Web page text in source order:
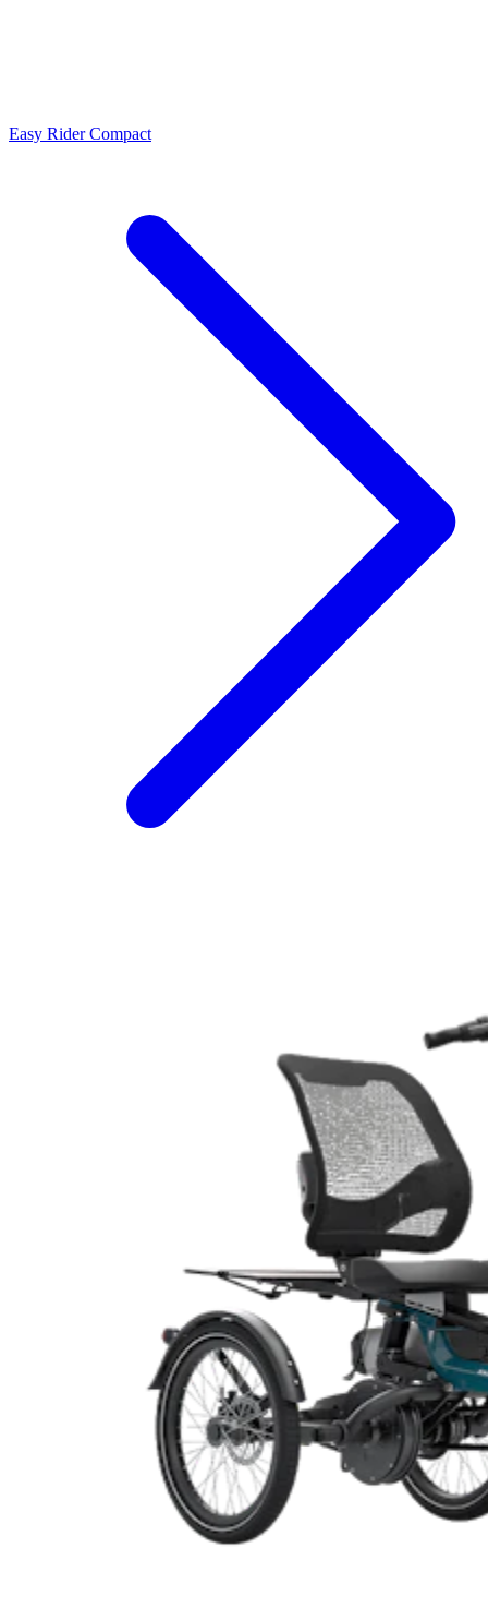
Easy Rider Compact